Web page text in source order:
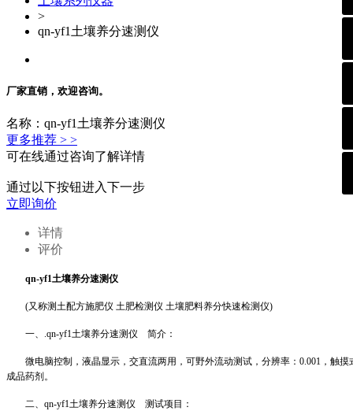
>
qn-yf1土壤养分速测仪
厂家直销，欢迎咨询。
名称：qn-yf1土壤养分速测仪
更多推荐 > >
可在线通过咨询了解详情
通过以下按钮进入下一步
立即询价
详情
评价
qn-yf1土壤养分速测仪
(又称测土配方施肥仪 土肥检测仪 土壤肥料养分快速检测仪)
一、 .qn-yf1土壤养分速测仪 简介：
微电脑控制，液晶显示，交直流两用，可野外流动测试，分辨率： 0.001，触
成品药剂。
二、 qn-yf1土壤养分速测仪 测试项目：